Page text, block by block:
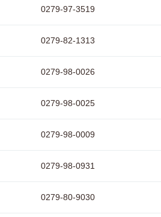
0279-97-3519
0279-82-1313
0279-98-0026
0279-98-0025
0279-98-0009
0279-98-0931
0279-80-9030